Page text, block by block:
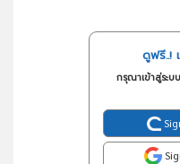
ดูฟรี..!
กรุณาเข้าสู่ระบ